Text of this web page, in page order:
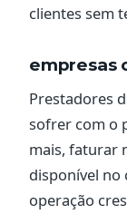
clientes sem
empresas
Prestadores
sofrer com o
mais, faturar
disponível no
operação